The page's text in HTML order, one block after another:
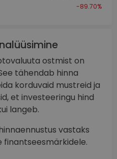
-89.70%
ostmist on
tähendab hinna
korduvaid mustreid ja
et investeeringu hind
langeb.
vastaks
finantseesmärkidele.